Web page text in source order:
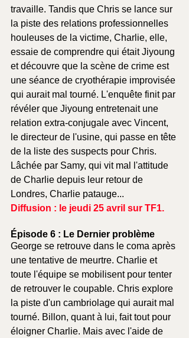
travaille. Tandis que Chris se lance sur
la piste des relations professionnelles
houleuses de la victime, Charlie, elle,
essaie de comprendre qui était Jiyoung
et découvre que la scène de crime est
une séance de cryothérapie improvisée
qui aurait mal tourné. L'enquête finit par
révéler que Jiyoung entretenait une
relation extra-conjugale avec Vincent,
le directeur de l'usine, qui passe en tête
de la liste des suspects pour Chris.
Lâchée par Samy, qui vit mal l'attitude
de Charlie depuis leur retour de
Londres, Charlie patauge...
Diffusion : le jeudi 25 avril sur TF1.
Épisode 6 : Le Dernier problème
George se retrouve dans le coma après
une tentative de meurtre. Charlie et
toute l'équipe se mobilisent pour tenter
de retrouver le coupable. Chris explore
la piste d'un cambriolage qui aurait mal
tourné. Billon, quant à lui, fait tout pour
éloigner Charlie. Mais avec l'aide de